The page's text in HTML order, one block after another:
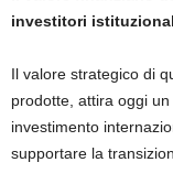
investitori
Il valore strategico di
prodotte, attira oggi
investimento
supportare la